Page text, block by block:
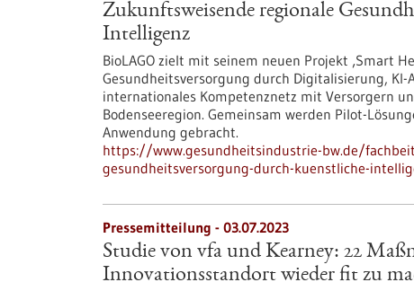
Zukunftsweisende regionale
Intelligenz
BioLAGO zielt mit seinem neuen Projekt ‚Smart
Gesundheitsversorgung durch Digitalisierung,
internationales Kompetenznetz mit Versorgern
Bodenseeregion. Gemeinsam werden Pilot-
Anwendung gebracht.
https://www.gesundheitsindustrie-bw.de/
gesundheitsversorgung-durch-kuenstliche-
Pressemitteilung - 03.07.2023
Studie von vfa und Kearney: 22
Innovationsstandort wieder fit zu